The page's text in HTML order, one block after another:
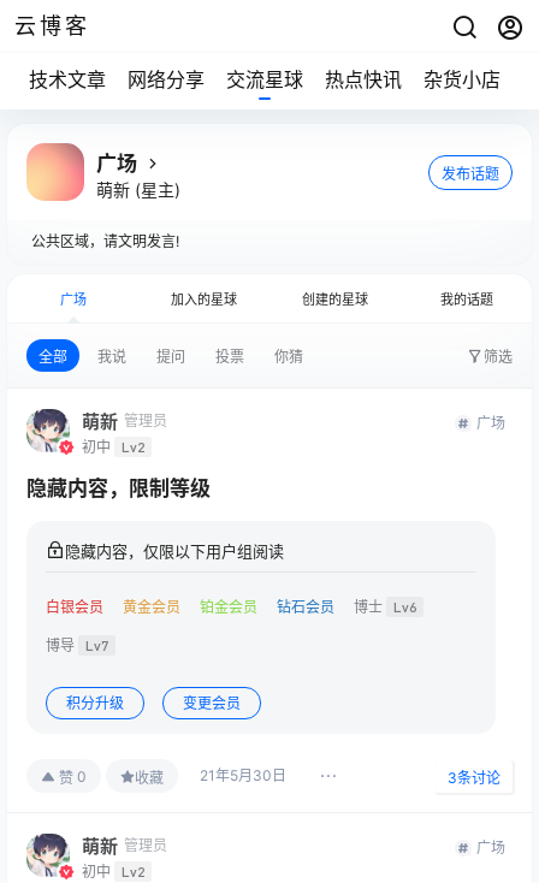
云博客
技术文章 网络分享 交流星球 热点快讯 杂货小店
广场
萌新 (星主)
发布话题
公共区域，请文明发言!
广场 加入的星球 创建的星球 我的话题
全部 我说 提问 投票 你猜 筛选
萌新 管理员
初中
Lv2
广场
隐藏内容，限制等级
隐藏内容，仅限以下用户组阅读
白银会员 黄金会员 铂金会员 钻石会员 博士 Lv6
博导 Lv7
积分升级 变更会员
赞 0 收藏 21年5月30日 3条讨论
萌新 管理员
初中
Lv2
广场